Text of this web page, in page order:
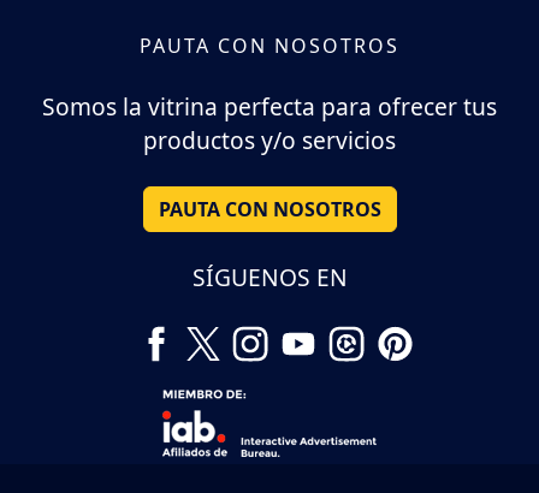
PAUTA CON NOSOTROS
Somos la vitrina perfecta para ofrecer tus
productos y/o servicios
PAUTA CON NOSOTROS
SÍGUENOS EN